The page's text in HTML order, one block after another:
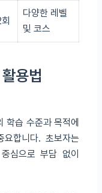
다양한 레벨
및 코스
용법
학습 수준과 목적에
합니다. 초보자는
심으로 부담 없이